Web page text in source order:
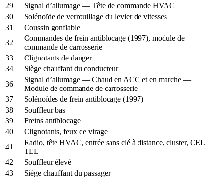
29
Signal d’allumage — Tête de commande HVAC
30
Solénoïde de verrouillage du levier de vitesses
31
Coussin gonflable
32
Commandes de frein antiblocage (1997), module de
commande de carrosserie
33
Clignotants de danger
34
Siège chauffant du conducteur
36
Signal d’allumage — Chaud en ACC et en marche —
Module de commande de carrosserie
37
Solénoïdes de frein antiblocage (1997)
38
Souffleur bas
39
Freins antiblocage
40
Clignotants, feux de virage
41
Radio, tête HVAC, entrée sans clé à distance, cluster, CEL
TEL
42
Souffleur élevé
43
Siège chauffant du passager